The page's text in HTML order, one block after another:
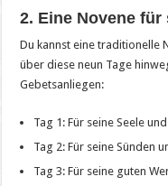
2. Eine Novene für
Du kannst eine traditionelle
über diese neun Tage
Gebetsanliegen:
Tag 1: Für seine Seele
Tag 2: Für seine Sünden
Tag 3: Für seine guten